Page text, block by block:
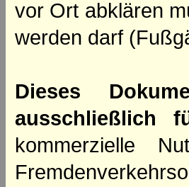
vor Ort abklären
werden darf
Dieses
ausschließlich
kommerzielle